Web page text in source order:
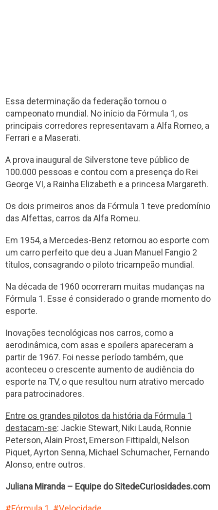
Essa determinação da federação tornou o
campeonato mundial. No início da Fórmula 1, os
principais corredores representavam a Alfa Romeo, a
Ferrari e a Maserati.
A prova inaugural de Silverstone teve público de
100.000 pessoas e contou com a presença do Rei
George VI, a Rainha Elizabeth e a princesa Margareth.
Os dois primeiros anos da Fórmula 1 teve predomínio
das Alfettas, carros da Alfa Romeu.
Em 1954, a Mercedes-Benz retornou ao esporte com
um carro perfeito que deu a Juan Manuel Fangio 2
títulos, consagrando o piloto tricampeão mundial.
Na década de 1960 ocorreram muitas mudanças na
Fórmula 1. Esse é considerado o grande momento do
esporte.
Inovações tecnológicas nos carros, como a
aerodinâmica, com asas e spoilers apareceram a
partir de 1967. Foi nesse período também, que
aconteceu o crescente aumento de audiência do
esporte na TV, o que resultou num atrativo mercado
para patrocinadores.
Entre os grandes pilotos da história da Fórmula 1
destacam-se: Jackie Stewart, Niki Lauda, Ronnie
Peterson, Alain Prost, Emerson Fittipaldi, Nelson
Piquet, Ayrton Senna, Michael Schumacher, Fernando
Alonso, entre outros.
Juliana Miranda – Equipe do SitedeCuriosidades.com